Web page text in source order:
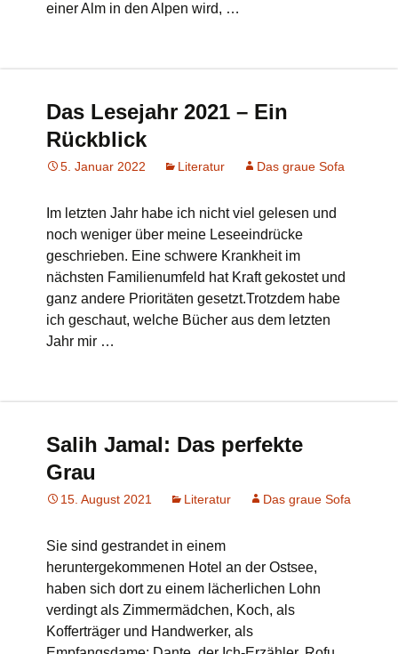
einer Alm in den Alpen wird, …
Das Lesejahr 2021 – Ein
Rückblick
5. Januar 2022 Literatur Das graue Sofa
Im letzten Jahr habe ich nicht viel gelesen und
noch weniger über meine Leseeindrücke
geschrieben. Eine schwere Krankheit im
nächsten Familienumfeld hat Kraft gekostet und
ganz andere Prioritäten gesetzt.Trotzdem habe
ich geschaut, welche Bücher aus dem letzten
Jahr mir …
Salih Jamal: Das perfekte
Grau
15. August 2021 Literatur Das graue Sofa
Sie sind gestrandet in einem
heruntergekommenen Hotel an der Ostsee,
haben sich dort zu einem lächerlichen Lohn
verdingt als Zimmermädchen, Koch, als
Kofferträger und Handwerker, als